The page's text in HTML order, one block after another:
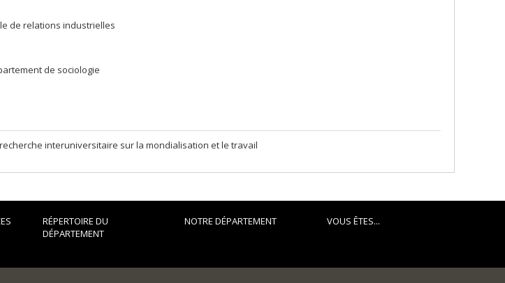
de relations industrielles
de sociologie
interuniversitaire sur la mondialisation et le travail
RÉPERTOIRE DU
DÉPARTEMENT
NOTRE DÉPARTEMENT VOUS ÊTES...